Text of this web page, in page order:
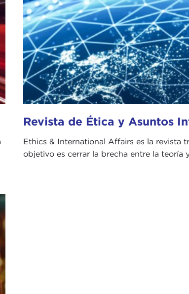
Revista de Ética y Asuntos
Ethics & International Affairs es la revista
objetivo es cerrar la brecha entre la teoría